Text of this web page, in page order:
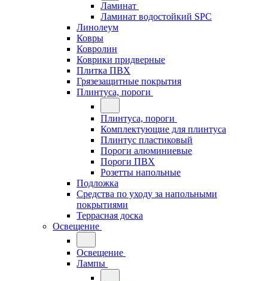
Ламинат
Ламинат водостойкий SPC
Линолеум
Ковры
Ковролин
Коврики придверные
Плитка ПВХ
Грязезащитные покрытия
Плинтуса, пороги
Плинтуса, пороги
Комплектующие для плинтуса
Плинтус пластиковый
Пороги алюминиевые
Пороги ПВХ
Розетты напольные
Подложка
Средства по уходу за напольными
покрытиями
Террасная доска
Освещение
Освещение
Лампы